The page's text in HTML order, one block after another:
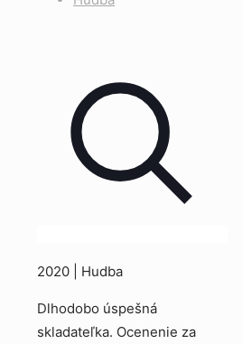
2020 | Hudba
Dlhodobo úspešná
skladateľka. Ocenenie za